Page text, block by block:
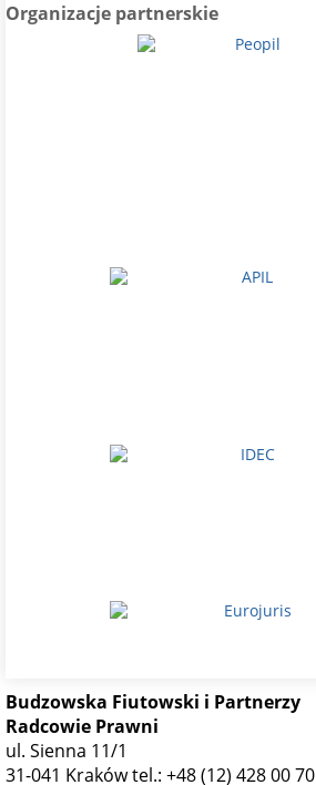
Organizacje partnerskie
Budzowska Fiutowski i Partnerzy
Radcowie Prawni
ul. Sienna 11/1
31-041 Krakówtel.: +48 (12) 428 00 70